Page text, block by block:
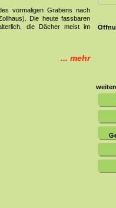
vormaligen Grabens nach
Die heute fassbaren
die Dächer meist im
... mehr